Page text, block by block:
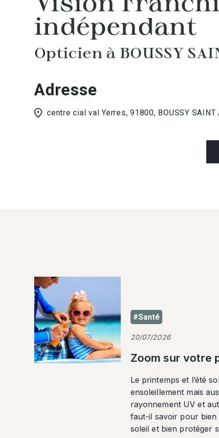
indépendant
Opticien à BOUSSY
Adresse
centre cial val Yerres, 91800, BOUSSY SAINT
#Santé
20/07/2026
Zoom sur votre
Le printemps et l’été
ensoleillement mais
rayonnement UV et
faut-il savoir pour bien
soleil et bien protéger